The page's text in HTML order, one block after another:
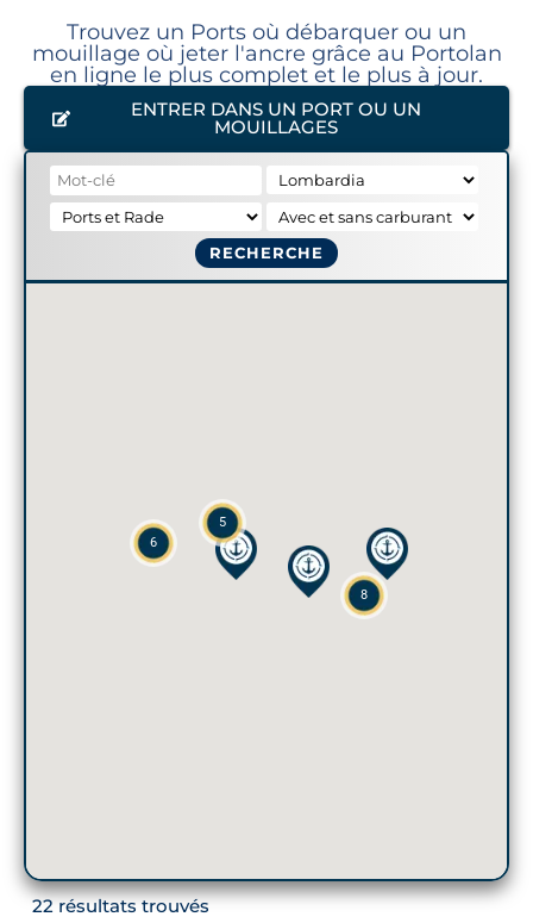
Trouvez un Ports où débarquer ou un
mouillage où jeter l'ancre grâce au Portolan
en ligne le plus complet et le plus à jour.
ENTRER DANS UN PORT OU UN
MOUILLAGES
RECHERCHE
6
8
5
22 résultats trouvés